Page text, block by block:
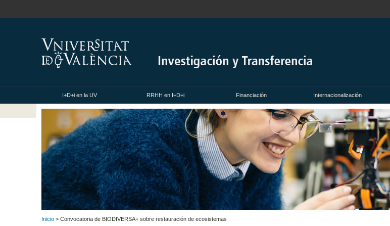
I+D+i en la UV RRHH en I+D+i Financiación Internacionalización
Inicio > Convocatoria de BIODIVERSA+ sobre restauración de ecosistemas